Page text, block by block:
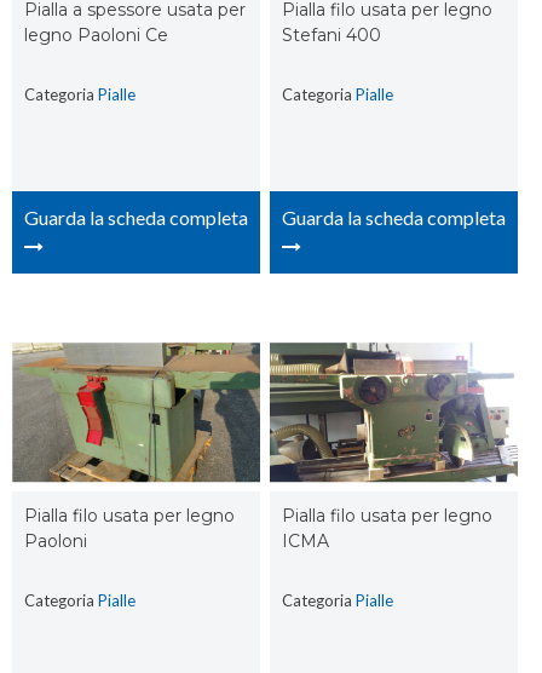
Pialla a spessore usata per
legno Paoloni Ce
Categoria Pialle
Guarda la scheda completa
Pialla filo usata per legno
Stefani 400
Categoria Pialle
Guarda la scheda completa
Pialla filo usata per legno
Paoloni
Categoria Pialle
Pialla filo usata per legno
ICMA
Categoria Pialle